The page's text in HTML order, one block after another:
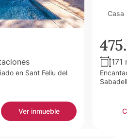
en Sant Feliu del
Ver inmueble
Casa
171
Sabadell